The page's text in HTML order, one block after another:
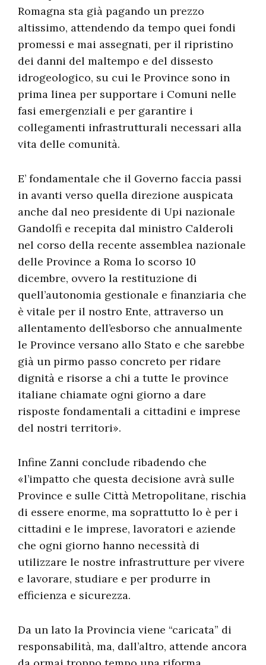
Romagna sta già pagando un prezzo
altissimo, attendendo da tempo quei fondi
promessi e mai assegnati, per il ripristino
dei danni del maltempo e del dissesto
idrogeologico, su cui le Province sono in
prima linea per supportare i Comuni nelle
fasi emergenziali e per garantire i
collegamenti infrastrutturali necessari alla
vita delle comunità.
E’ fondamentale che il Governo faccia passi
in avanti verso quella direzione auspicata
anche dal neo presidente di Upi nazionale
Gandolfi e recepita dal ministro Calderoli
nel corso della recente assemblea nazionale
delle Province a Roma lo scorso 10
dicembre, ovvero la restituzione di
quell’autonomia gestionale e finanziaria che
è vitale per il nostro Ente, attraverso un
allentamento dell’esborso che annualmente
le Province versano allo Stato e che sarebbe
già un pirmo passo concreto per ridare
dignità e risorse a chi a tutte le province
italiane chiamate ogni giorno a dare
risposte fondamentali a cittadini e imprese
del nostri territori».
Infine Zanni conclude ribadendo che
«l’impatto che questa decisione avrà sulle
Province e sulle Città Metropolitane, rischia
di essere enorme, ma soprattutto lo è per i
cittadini e le imprese, lavoratori e aziende
che ogni giorno hanno necessità di
utilizzare le nostre infrastrutture per vivere
e lavorare, studiare e per produrre in
efficienza e sicurezza.
Da un lato la Provincia viene “caricata” di
responsabilità, ma, dall’altro, attende ancora